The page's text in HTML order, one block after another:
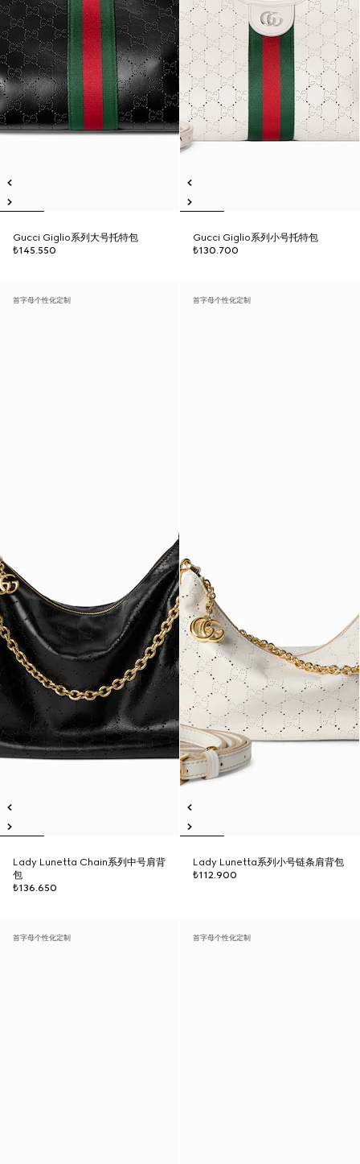
Gucci Giglio系列大号托特包
₺145.550
Gucci Giglio系列小号托特包
₺130.700
首字母个性化定制
Lady Lunetta Chain系列中号肩背
包
₺136.650
首字母个性化定制
Lady Lunetta系列小号链条肩背包
₺112.900
首字母个性化定制 首字母个性化定制